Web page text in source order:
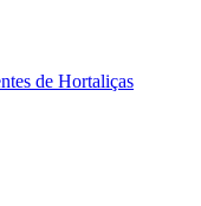
de Hortaliças